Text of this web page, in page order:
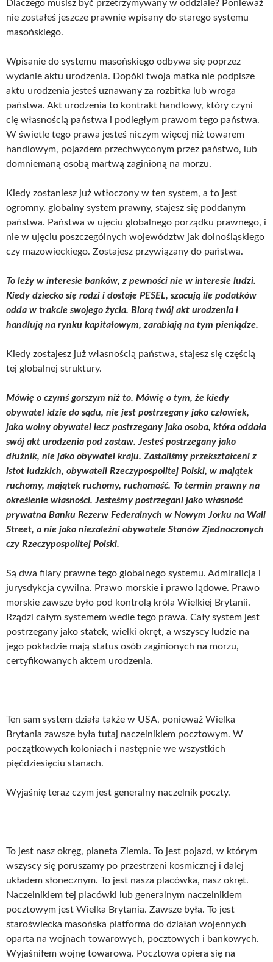
Dlaczego musisz być przetrzymywany w oddziale? Ponieważ
nie zostałeś jeszcze prawnie wpisany do starego systemu
masońskiego.
Wpisanie do systemu masońskiego odbywa się poprzez
wydanie aktu urodzenia. Dopóki twoja matka nie podpisze
aktu urodzenia jesteś uznawany za rozbitka lub wroga
państwa. Akt urodzenia to kontrakt handlowy, który czyni
cię własnością państwa i podległym prawom tego państwa.
W świetle tego prawa jesteś niczym więcej niż towarem
handlowym, pojazdem przechwyconym przez państwo, lub
domniemaną osobą martwą zaginioną na morzu.
Kiedy zostaniesz już wtłoczony w ten system, a to jest
ogromny, globalny system prawny, stajesz się poddanym
państwa. Państwa w ujęciu globalnego porządku prawnego, i
nie w ujęciu poszczególnych województw jak dolnośląskiego
czy mazowieckiego. Zostajesz przywiązany do państwa.
To leży w interesie banków, z pewności nie w interesie ludzi.
Kiedy dziecko się rodzi i dostaje PESEL, szacują ile podatków
odda w trakcie swojego życia. Biorą twój akt urodzenia i
handlują na rynku kapitałowym, zarabiają na tym pieniądze.
Kiedy zostajesz już własnością państwa, stajesz się częścią
tej globalnej struktury.
Mówię o czymś gorszym niż to. Mówię o tym, że kiedy
obywatel idzie do sądu, nie jest postrzegany jako człowiek,
jako wolny obywatel lecz postrzegany jako osoba, która oddała
swój akt urodzenia pod zastaw. Jesteś postrzegany jako
dłużnik, nie jako obywatel kraju. Zastaliśmy przekształceni z
istot ludzkich, obywateli Rzeczypospolitej Polski, w majątek
ruchomy, majątek ruchomy, ruchomość. To termin prawny na
określenie własności. Jesteśmy postrzegani jako własność
prywatna Banku Rezerw Federalnych w Nowym Jorku na Wall
Street, a nie jako niezależni obywatele Stanów Zjednoczonych
czy Rzeczypospolitej Polski.
Są dwa filary prawne tego globalnego systemu. Admiralicja i
jurysdykcja cywilna. Prawo morskie i prawo lądowe. Prawo
morskie zawsze było pod kontrolą króla Wielkiej Brytanii.
Rządzi całym systemem wedle tego prawa. Cały system jest
postrzegany jako statek, wielki okręt, a wszyscy ludzie na
jego pokładzie mają status osób zaginionych na morzu,
certyfikowanych aktem urodzenia.
Ten sam system działa także w USA, ponieważ Wielka
Brytania zawsze była tutaj naczelnikiem pocztowym. W
początkowych koloniach i następnie we wszystkich
pięćdziesięciu stanach.
Wyjaśnię teraz czym jest generalny naczelnik poczty.
To jest nasz okręg, planeta Ziemia. To jest pojazd, w którym
wszyscy się poruszamy po przestrzeni kosmicznej i dalej
układem słonecznym. To jest nasza placówka, nasz okręt.
Naczelnikiem tej placówki lub generalnym naczelnikiem
pocztowym jest Wielka Brytania. Zawsze była. To jest
staroświecka masońska platforma do działań wojennych
oparta na wojnach towarowych, pocztowych i bankowych.
Wyjaśniłem wojnę towarową. Pocztowa opiera się na